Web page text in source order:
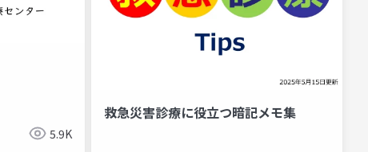
熱傷処置 リハビリテーション
5.9K
救急災害診療に役立つ暗記メモ集